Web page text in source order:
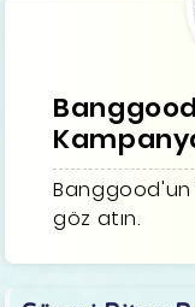
Banggood'un
göz atın.